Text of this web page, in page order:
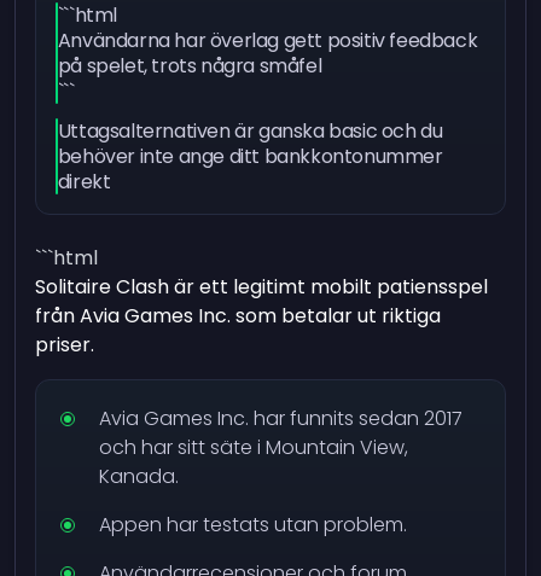
```html
Användarna har överlag gett positiv feedback
på spelet, trots några småfel
```
Uttagsalternativen är ganska basic och du
behöver inte ange ditt bankkontonummer
direkt
```html
Solitaire Clash är ett legitimt mobilt patiensspel
från Avia Games Inc. som betalar ut riktiga
priser.
Avia Games Inc. har funnits sedan 2017
och har sitt säte i Mountain View,
Kanada.
Appen har testats utan problem.